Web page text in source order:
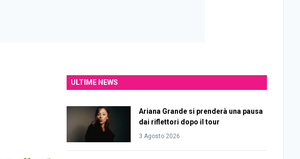
ULTIME NEWS
Ariana Grande si prenderà una pausa
dai riflettori dopo il tour
3 Agosto 2026